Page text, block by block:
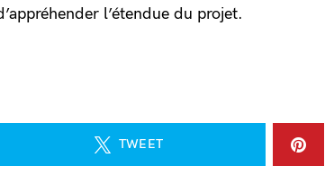
l’étendue du projet.
TWEET